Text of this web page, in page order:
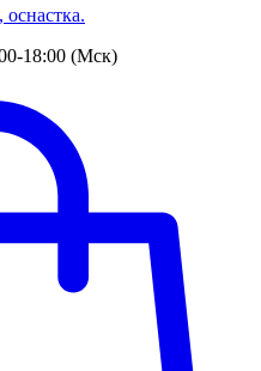
18:00 (Мск)